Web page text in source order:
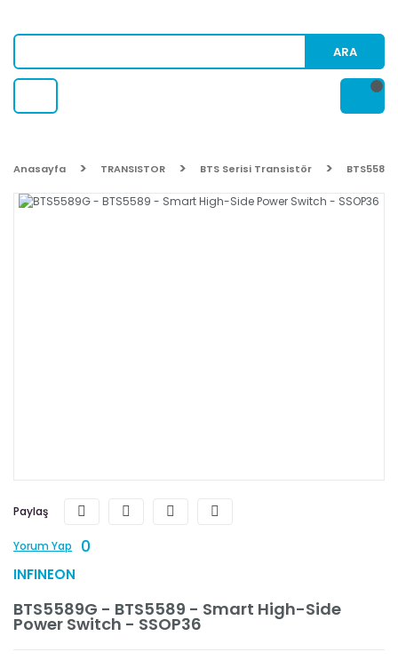
ARA
Anasayfa TRANSISTOR BTS Serisi Transistör
Paylaş
Yorum Yap 0
INFINEON
BTS5589G - BTS5589 - Smart High-Side
Power Switch - SSOP36